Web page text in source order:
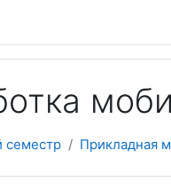
семестр Прикладная